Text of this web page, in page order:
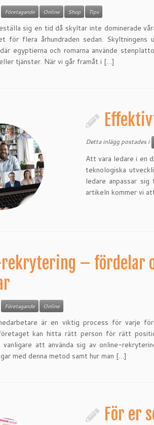
Företagande Online Shop Tips
sig en tid då skyltar inte dominerade
för flera århundraden sedan. Skyltningens
egyptierna och romarna använde
tjänster. När vi går framåt i […]
Detta inlägg postades i
Att vara ledare i en
teknologiska
ledare anpassar
artikeln kommer vi
– fördelar
Företagande Online
är en viktig process för varje
kan hitta rätt person för rätt
att använda sig av online-
med denna metod samt hur man […]
För er